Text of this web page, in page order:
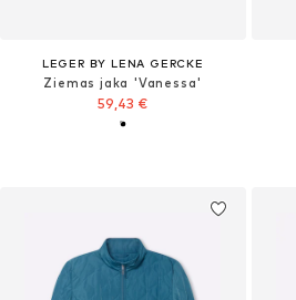
LEGER BY LENA GERCKE
Ziemas jaka 'Vanessa'
59,43 €